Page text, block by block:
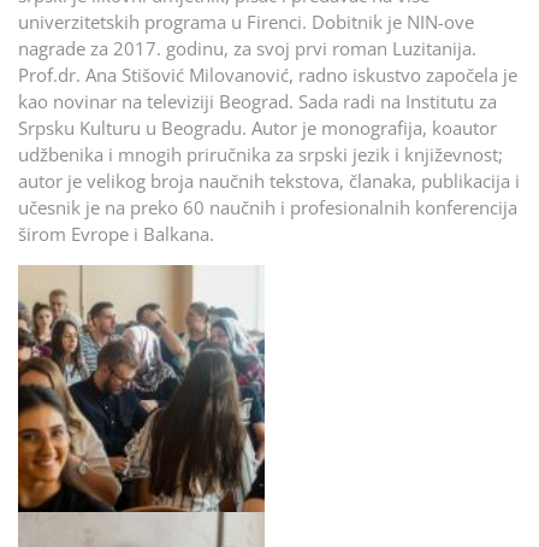
univerzitetskih programa u Firenci. Dobitnik je NIN-ove
nagrade za 2017. godinu, za svoj prvi roman Luzitanija.
Prof.dr. Ana Stišović Milovanović, radno iskustvo započela je
kao novinar na televiziji Beograd. Sada radi na Institutu za
Srpsku Kulturu u Beogradu. Autor je monografija, koautor
udžbenika i mnogih priručnika za srpski jezik i književnost;
autor je velikog broja naučnih tekstova, članaka, publikacija i
učesnik je na preko 60 naučnih i profesionalnih konferencija
širom Evrope i Balkana.